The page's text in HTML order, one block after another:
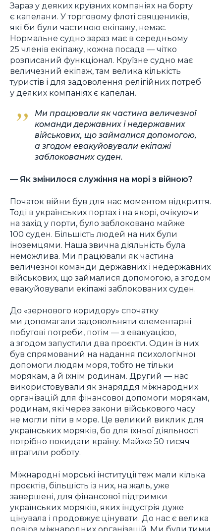
Зараз у деяких круїзних компаніях на борту
є капелани. У торговому флоті священиків,
які би були частиною екіпажу, немає.
Нормальне судно зараз має в середньому
25 членів екіпажу, кожна посада — чітко
розписаний функціонал. Круїзне судно має
величезний екіпаж, там велика кількість
туристів і для задоволення релігійних потреб
у деяких компаніях є капелан.
Ми працювали як частина величезної
команди державних і недержавних
військових, що займалися допомогою,
а згодом евакуйовували екіпажі
заблокованих суден.
— Як змінилося служіння на морі з війною?
Початок війни був для нас моментом відкриття.
Тоді в українських портах і на якорі, очікуючи
на захід у порти, було заблоковано майже
100 суден. Більшість людей на них були
іноземцями. Наша звична діяльність була
неможлива. Ми працювали як частина
величезної команди державних і недержавних
військових, що займалися допомогою, а згодом
евакуйовували екіпажі заблокованих суден.
До «зернового коридору» спочатку
ми допомагали задовольняти елементарні
побутові потреби, потім — з евакуацією,
а згодом запустили два проєкти. Один із них
був спрямований на надання психологічної
допомоги людям моря, тобто не тільки
морякам, а й їхнім родинам. Другий — нас
використовували як знаряддя міжнародних
організацій для фінансової допомоги морякам,
родинам, які через закони військового часу
не могли піти в море. Це великий виклик для
українських моряків, бо для їхньої діяльності
потрібно покидати країну. Майже 50 тисяч
втратили роботу.
Міжнародні морські інституції теж мали кілька
проєктів, більшість із них, на жаль, уже
завершені, для фінансової підтримки
українських моряків, яких індустрія дуже
цінувала і продовжує цінувати. До нас є велика
довіра міжнародних організацій. Ми були тими,